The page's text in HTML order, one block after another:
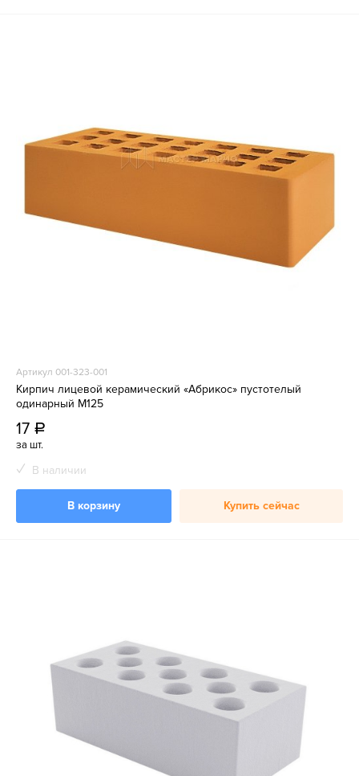
Артикул 001-323-001
Кирпич лицевой керамический «Абрикос» пустотелый
одинарный М125
17 a
за шт.
В наличии
В корзину Купить сейчас